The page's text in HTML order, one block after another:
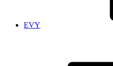
EVY